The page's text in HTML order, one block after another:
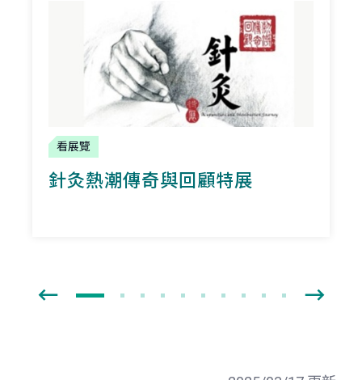
看展覽
針灸熱潮傳奇與回顧特展